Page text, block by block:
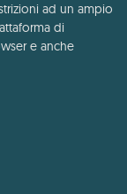
ad un ampio
di
e anche